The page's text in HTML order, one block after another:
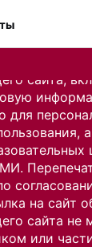
сайта,
для
на сайт
сайта не
или